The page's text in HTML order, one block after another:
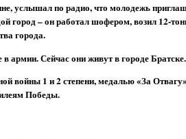
услышал по радио, что молодежь
город – он работал шофером, возил 12-
города.
армии. Сейчас они живут в городе
войны 1 и 2 степени, медалью «За
Победы.